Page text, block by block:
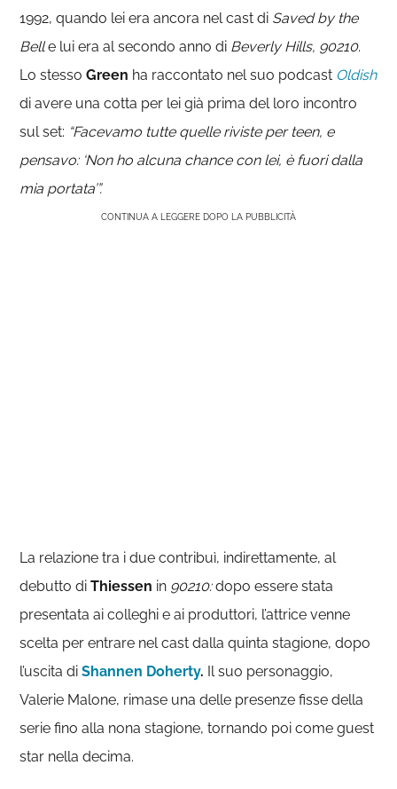
1992, quando lei era ancora nel cast di Saved by the
Belle lui era al secondo anno di Beverly Hills, 90210.
Lo stessoGreen ha raccontato nel suo podcast Oldish
di avere una cotta per lei già prima del loro incontro
sul set: “Facevamo tutte quelle riviste per teen, e
pensavo: ‘Non ho alcuna chance con lei, è fuori dalla
mia portata’”.
CONTINUA A LEGGERE DOPO LA PUBBLICITÀ
La relazione tra i due contribuì, indirettamente, al
debutto diThiessen in 90210:dopo essere stata
presentata ai colleghi e ai produttori, l’attrice venne
scelta per entrare nel cast dalla quinta stagione, dopo
l’uscita diShannen Doherty. Il suo personaggio,
Valerie Malone, rimase una delle presenze fisse della
serie fino alla nona stagione, tornando poi come guest
star nella decima.